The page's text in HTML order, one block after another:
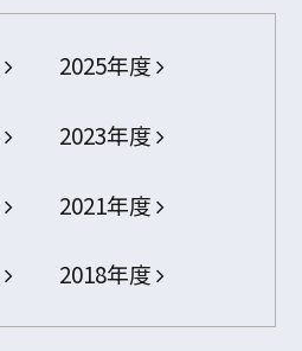
2025年度
2023年度
2021年度
2018年度